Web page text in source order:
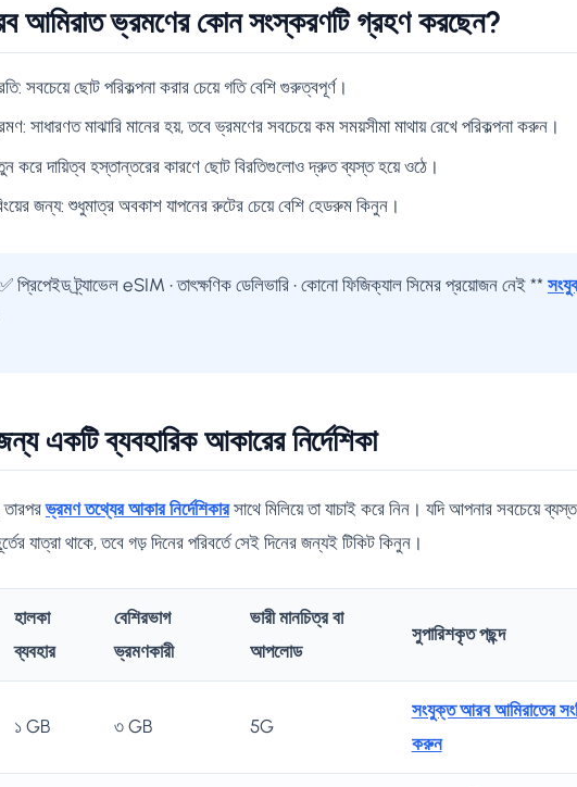
ভ্রমণের কোন সংস্করণটি গ্রহণ করছেন?
সবচেয়ে ছোট পরিকল্পনা করার চেয়ে গতি বেশি গুরুত্বপূর্ণ।
সাধারণত মাঝারি মানের হয়, তবে ভ্রমণের সবচেয়ে কম সময়সীমা মাথায় রেখে পরিকল্পনা করুন।
করে দায়িত্ব হস্তান্তরের কারণে ছোট বিরতিগুলোও দ্রুত ব্যস্ত হয়ে ওঠে।
জন্য: শুধুমাত্র অবকাশ যাপনের রুটের চেয়ে বেশি হেডরুম কিনুন।
প্রিপেইড ট্র্যাভেল eSIM • তাৎক্ষণিক ডেলিভারি • কোনো ফিজিক্যাল সিমের প্রয়োজন নেই **
একটি ব্যবহারিক আকারের নির্দেশিকা
তারপরভ্রমণ তথ্যের আকার নির্দেশিকারসাথে মিলিয়ে তা যাচাই করে নিন। যদি আপনার সবচেয়ে
যাত্রা থাকে, তবে গড় দিনের পরিবর্তে সেই দিনের জন্যই টিকিট কিনুন।
হালকা
ব্যবহার
বেশিরভাগ
ভ্রমণকারী
ভারী মানচিত্র বা
আপলোড
সুপারিশকৃত পছন্দ
১ GB ৩ GB 5G
সংযুক্ত আরব আমিরাতের
করুন